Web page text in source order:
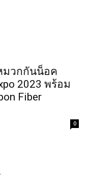
มวกกันน็อค
2023 พร้อม
Fiber
0